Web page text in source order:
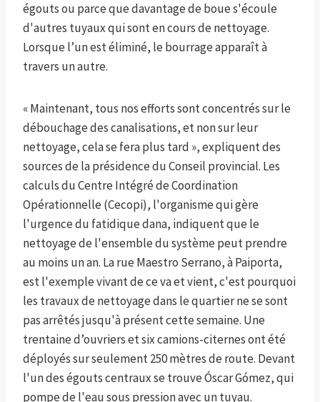
égouts ou parce que davantage de boue s'écoule
d'autres tuyaux qui sont en cours de nettoyage.
Lorsque l’un est éliminé, le bourrage apparaît à
travers un autre.
« Maintenant, tous nos efforts sont concentrés sur le
débouchage des canalisations, et non sur leur
nettoyage, cela se fera plus tard », expliquent des
sources de la présidence du Conseil provincial. Les
calculs du Centre Intégré de Coordination
Opérationnelle (Cecopi), l'organisme qui gère
l'urgence du fatidique dana, indiquent que le
nettoyage de l'ensemble du système peut prendre
au moins un an. La rue Maestro Serrano, à Paiporta,
est l'exemple vivant de ce va et vient, c'est pourquoi
les travaux de nettoyage dans le quartier ne se sont
pas arrêtés jusqu'à présent cette semaine. Une
trentaine d’ouvriers et six camions-citernes ont été
déployés sur seulement 250 mètres de route. Devant
l'un des égouts centraux se trouve Óscar Gómez, qui
pompe de l'eau sous pression avec un tuyau.